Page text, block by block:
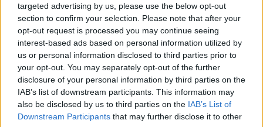
targeted advertising by us, please use the below opt-out
section to confirm your selection. Please note that after your
opt-out request is processed you may continue seeing
interest-based ads based on personal information utilized by
us or personal information disclosed to third parties prior to
your opt-out. You may separately opt-out of the further
disclosure of your personal information by third parties on the
IAB’s list of downstream participants. This information may
also be disclosed by us to third parties on the IAB’s List of
Downstream Participants that may further disclose it to other